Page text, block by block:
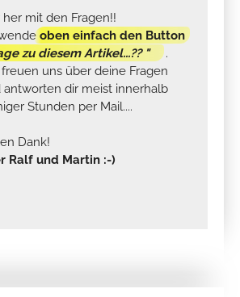
her mit den Fragen!!
oben einfach den Button
zu diesem Artikel...?? "
.
uns über deine Fragen
antworten dir meist innerhalb
Stunden per Mail....
Dank!
Ralf und Martin :-)